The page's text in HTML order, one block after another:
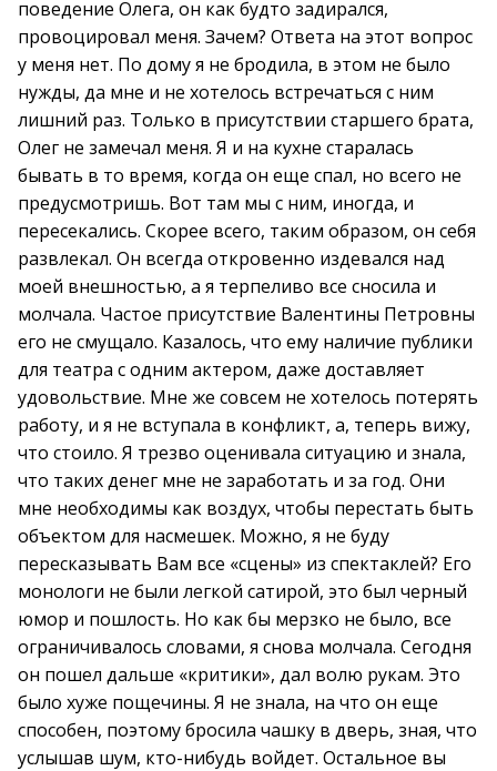
поведение Олега, он как будто задирался,
провоцировал меня. Зачем? Ответа на этот вопрос
у меня нет. По дому я не бродила, в этом не было
нужды, да мне и не хотелось встречаться с ним
лишний раз. Только в присутствии старшего брата,
Олег не замечал меня. Я и на кухне старалась
бывать в то время, когда он еще спал, но всего не
предусмотришь. Вот там мы с ним, иногда, и
пересекались. Скорее всего, таким образом, он себя
развлекал. Он всегда откровенно издевался над
моей внешностью, а я терпеливо все сносила и
молчала. Частое присутствие Валентины Петровны
его не смущало. Казалось, что ему наличие публики
для театра с одним актером, даже доставляет
удовольствие. Мне же совсем не хотелось потерять
работу, и я не вступала в конфликт, а, теперь вижу,
что стоило. Я трезво оценивала ситуацию и знала,
что таких денег мне не заработать и за год. Они
мне необходимы как воздух, чтобы перестать быть
объектом для насмешек. Можно, я не буду
пересказывать Вам все «сцены» из спектаклей? Его
монологи не были легкой сатирой, это был черный
юмор и пошлость. Но как бы мерзко не было, все
ограничивалось словами, я снова молчала. Сегодня
он пошел дальше «критики», дал волю рукам. Это
было хуже пощечины. Я не знала, на что он еще
способен, поэтому бросила чашку в дверь, зная, что
услышав шум, кто-нибудь войдет. Остальное вы